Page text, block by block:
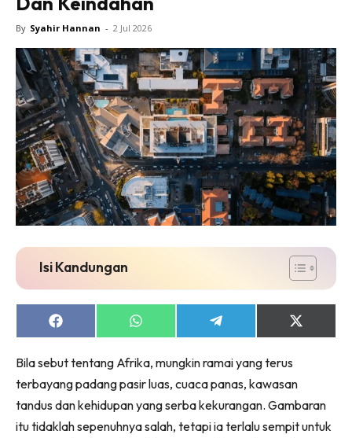
By Syahir Hannan - 2 Jul 2026
Isi Kandungan
Share
on
Share
on
Share
on
Share
on
Bila sebut tentang Afrika, mungkin ramai yang terus
terbayang padang pasir luas, cuaca panas, kawasan
tandus dan kehidupan yang serba kekurangan. Gambaran
itu tidaklah sepenuhnya salah, tetapi ia terlalu sempit untuk